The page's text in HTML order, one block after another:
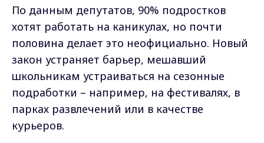
По данным депутатов, 90% подростков
хотят работать на каникулах, но почти
половина делает это неофициально. Новый
закон устраняет барьер, мешавший
школьникам устраиваться на сезонные
подработки – например, на фестивалях, в
парках развлечений или в качестве
курьеров.